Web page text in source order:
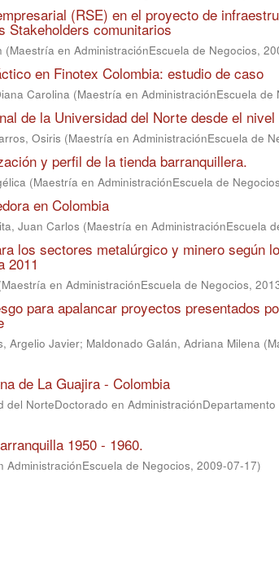
(RSE) en el proyecto de
Stakeholders comunitarios
(Maestría en AdministraciónEscuela de Negocios,
en Finotex Colombia: estudio de caso
Carolina (Maestría en AdministraciónEscuela de
de la Universidad del Norte desde el
Osiris (Maestría en AdministraciónEscuela de
y perfil de la tienda barranquillera.
(Maestría en AdministraciónEscuela de Negocios
en Colombia
Juan Carlos (Maestría en AdministraciónEscuela
los sectores metalúrgico y minero según
2011
Maestría en AdministraciónEscuela de Negocios,
para apalancar proyectos presentados
Argelio Javier; Maldonado Galán, Adriana Milena (
de La Guajira - Colombia
del NorteDoctorado en
1950 - 1960.
AdministraciónEscuela de Negocios, 2009-07-17)